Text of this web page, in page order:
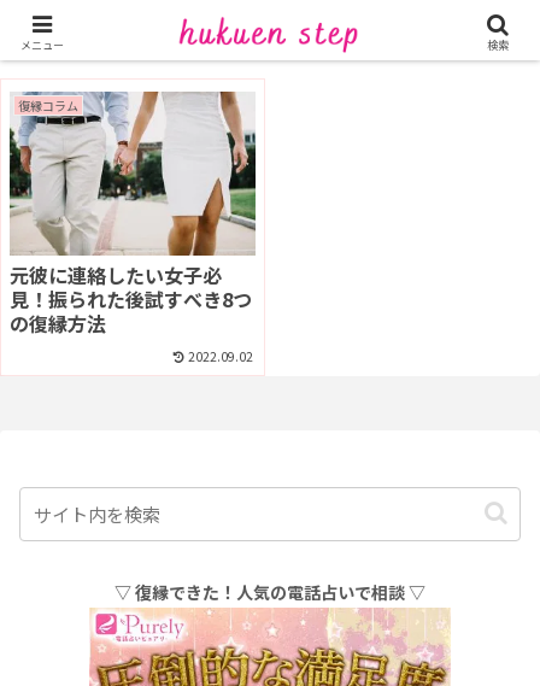
振られた元彼に連絡したい
復縁コラム
元彼に連絡したい女子必
見！振られた後試すべき8つ
の復縁方法
2022.09.02
▽ 復縁できた！人気の電話占いで相談 ▽
メニュー 検索